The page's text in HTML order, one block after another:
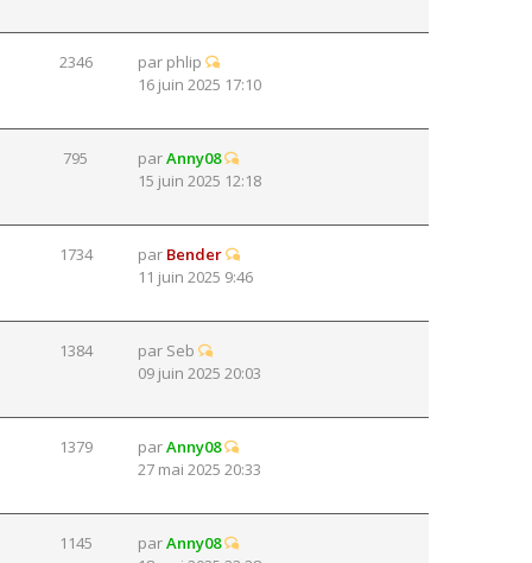
2346 par phlip
16 juin 2025 17:10
795 parAnny08
15 juin 2025 12:18
1734 par Bender
11 juin 2025 9:46
1384 par Seb
09 juin 2025 20:03
1379 parAnny08
27 mai 2025 20:33
1145 parAnny08